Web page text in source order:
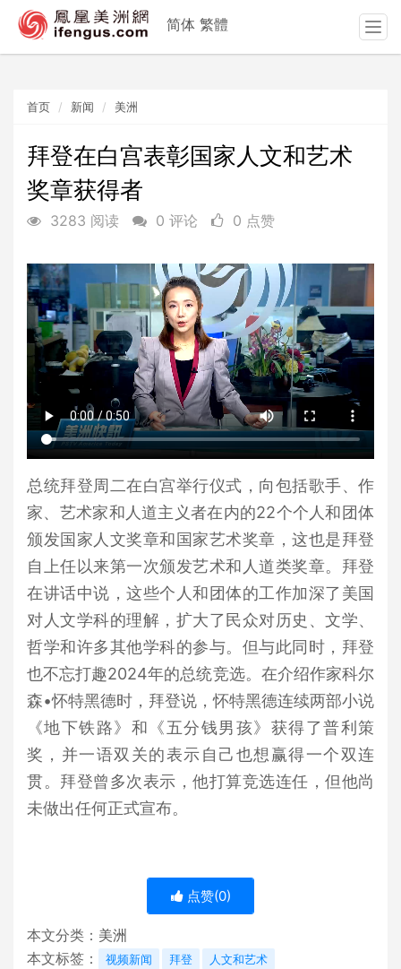
首页 新闻 美洲
拜登在白宫表彰国家人文和艺术
奖章获得者
3283 阅读 0 评论 0 点赞
总统拜登周二在白宫举行仪式，向包括歌手、作
家、艺术家和人道主义者在内的22个个人和团体
颁发国家人文奖章和国家艺术奖章，这也是拜登
自上任以来第一次颁发艺术和人道类奖章。拜登
在讲话中说，这些个人和团体的工作加深了美国
对人文学科的理解，扩大了民众对历史、文学、
哲学和许多其他学科的参与。但与此同时，拜登
也不忘打趣2024年的总统竞选。在介绍作家科尔
森•怀特黑德时，拜登说，怀特黑德连续两部小说
《地下铁路》和《五分钱男孩》获得了普利策
奖，并一语双关的表示自己也想赢得一个双连
贯。拜登曾多次表示，他打算竞选连任，但他尚
未做出任何正式宣布。
点赞(0)
本文分类： 美洲
本文标签：
视频新闻 拜登 人文和艺术
简体 繁體
T
o
t
o